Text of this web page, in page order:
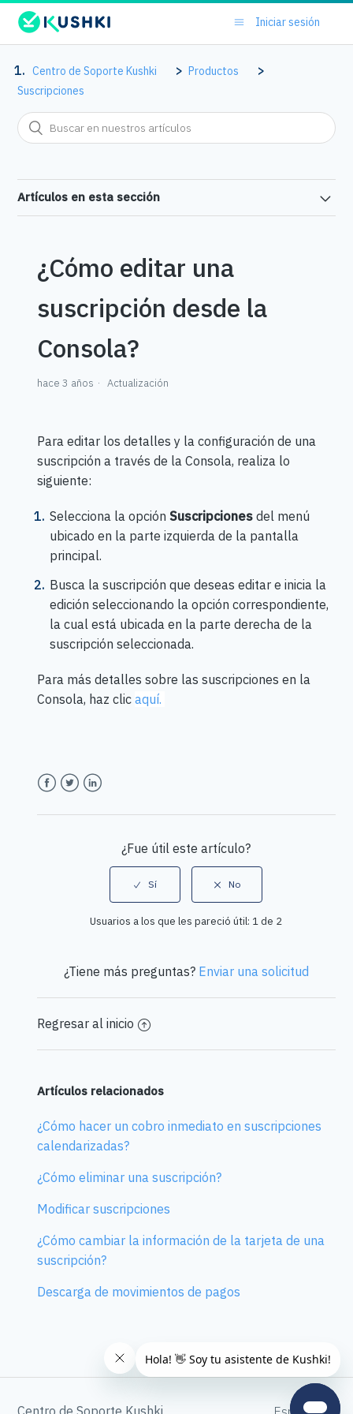
Iniciar sesión
Centro de Soporte Kushki
Productos
Suscripciones
Artículos en esta sección
¿Cómo editar una
suscripción desde la
Consola?
hace 3 años Actualización
Para editar los detalles y la configuración de una
suscripción a través de la Consola, realiza lo
siguiente:
Selecciona la opción Suscripcionesdel menú
ubicado en la parte izquierda de la pantalla
principal.
Busca la suscripción que deseas editar e inicia la
edición seleccionando la opción correspondiente,
la cual está ubicada en la parte derecha de la
suscripción seleccionada.
Para más detalles sobre las suscripciones en la
Consola, haz clic aquí.
¿Fue útil este artículo?
Usuarios a los que les pareció útil: 1 de 2
¿Tiene más preguntas? Enviar una solicitud
Regresar al inicio
Artículos relacionados
¿Cómo hacer un cobro inmediato en suscripciones
calendarizadas?
¿Cómo eliminar una suscripción?
Modificar suscripciones
¿Cómo cambiar la información de la tarjeta de una
suscripción?
Descarga de movimientos de pagos